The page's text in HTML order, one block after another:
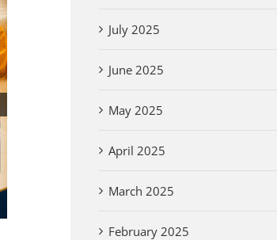
Especially for Pilgrims
July 2025
June 2025
May 2025
April 2025
March 2025
February 2025